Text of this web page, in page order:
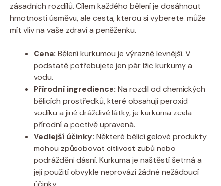
zásadních rozdílů. Cílem každého bělení je dosáhnout
hmotnosti úsměvu, ale cesta, kterou si vyberete, může
mít vliv na vaše zdraví a peněženku.
Cena: Bělení kurkumou je výrazně levnější. V
podstatě potřebujete jen pár lžic kurkumy a
vodu.
Přírodní ingredience: Na rozdíl od chemických
bělicích prostředků, které obsahují peroxid
vodíku a jiné dráždivé látky, je kurkuma zcela
přírodní a poctivě upravená.
Vedlejší účinky: Některé bělicí gelové produkty
mohou způsobovat citlivost zubů nebo
podráždění dásní. Kurkuma je naštěstí šetrná a
její použití obvykle neprovází žádné nežádoucí
účinky.